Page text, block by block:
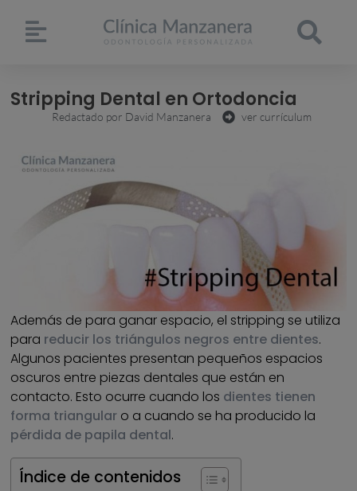
Stripping Dental en Ortodoncia
Redactado por David Manzanera ver currículum
Además de para ganar espacio, el stripping se utiliza
para reducir los triángulos negros entre dientes.
Algunos pacientes presentan pequeños espacios
oscuros entre piezas dentales que están en
contacto. Esto ocurre cuando los dientes tienen
forma triangular o a cuando se ha producido la
pérdida de papila dental.
Índice de contenidos